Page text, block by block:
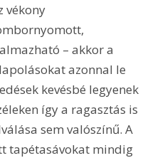
vékony
– akkor a
azonnal le
kevésbé legyenek
így a ragasztás is
sem valószínű. A
tapétasávokat mindig